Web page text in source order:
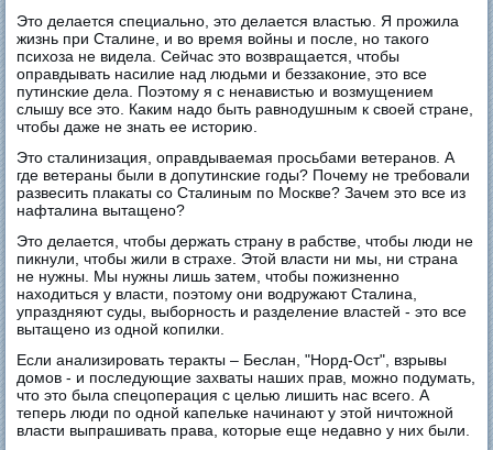
Это делается специально, это делается властью. Я прожила
жизнь при Сталине, и во время войны и после, но такого
психоза не видела. Сейчас это возвращается, чтобы
оправдывать насилие над людьми и беззаконие, это все
путинские дела. Поэтому я с ненавистью и возмущением
слышу все это. Каким надо быть равнодушным к своей стране,
чтобы даже не знать ее историю.
Это сталинизация, оправдываемая просьбами ветеранов. А
где ветераны были в допутинские годы? Почему не требовали
развесить плакаты со Сталиным по Москве? Зачем это все из
нафталина вытащено?
Это делается, чтобы держать страну в рабстве, чтобы люди не
пикнули, чтобы жили в страхе. Этой власти ни мы, ни страна
не нужны. Мы нужны лишь затем, чтобы пожизненно
находиться у власти, поэтому они водружают Сталина,
упраздняют суды, выборность и разделение властей - это все
вытащено из одной копилки.
Если анализировать теракты – Беслан, "Норд-Ост", взрывы
домов - и последующие захваты наших прав, можно подумать,
что это была спецоперация с целью лишить нас всего. А
теперь люди по одной капельке начинают у этой ничтожной
власти выпрашивать права, которые еще недавно у них были.